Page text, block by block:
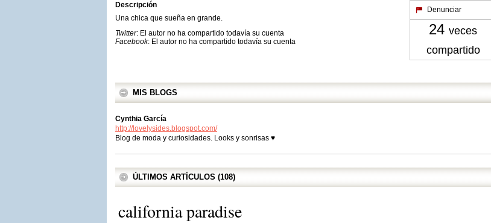
Descripción
Una chica que sueña en grande.
Twitter: El autor no ha compartido todavía su cuenta
Facebook: El autor no ha compartido todavía su cuenta
Denunciar
24 veces
compartido
MIS BLOGS
Cynthia García
http://lovelysides.blogspot.com/
Blog de moda y curiosidades. Looks y sonrisas ♥
ÚLTIMOS ARTÍCULOS (108)
california paradise